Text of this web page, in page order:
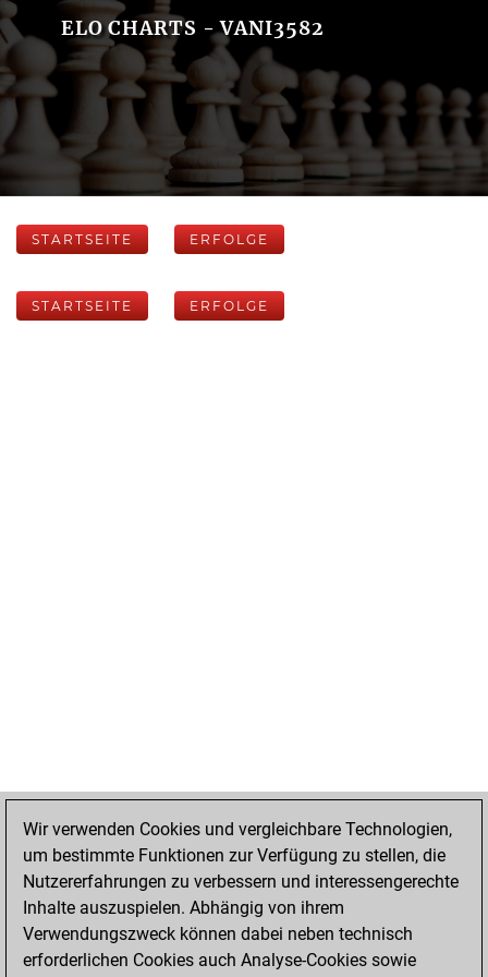
ELO CHARTS - VANI3582
STARTSEITE ERFOLGE
STARTSEITE ERFOLGE
Wir verwenden Cookies und vergleichbare Technologien,
um bestimmte Funktionen zur Verfügung zu stellen, die
Nutzererfahrungen zu verbessern und interessengerechte
Inhalte auszuspielen. Abhängig von ihrem
Verwendungszweck können dabei neben technisch
erforderlichen Cookies auch Analyse-Cookies sowie